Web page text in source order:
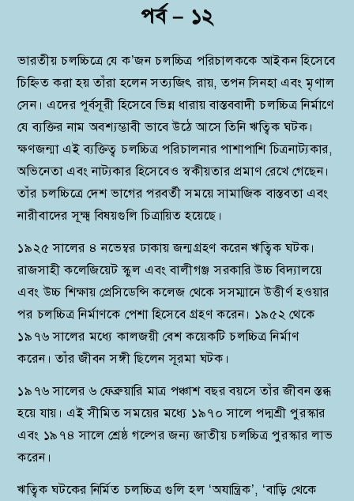
পর্ব – ১২
ভারতীয় চলচ্চিত্রে যে ক’জন চলচ্চিত্র পরিচালককে আইকন হিসেবে
চিহ্নিত করা হয় তাঁরা হলেন সত্যজিৎ রায়, তপন সিনহা এবং মৃণাল
সেন। এদের পূর্বসূরী হিসেবে ভিন্ন ধারায় বাস্তববাদী চলচ্চিত্র নির্মাণে
যে ব্যক্তির নাম অবশ্যম্ভাবী ভাবে উঠে আসে তিনি ঋত্বিক ঘটক।
ক্ষণজন্মা এই ব্যক্তিত্ব চলচ্চিত্র পরিচালনার পাশাপাশি চিত্রনাট্যকার,
অভিনেতা এবং নাট্যকার হিসেবেও স্বকীয়তার প্রমাণ রেখে গেছেন।
তাঁর চলচ্চিত্রে দেশ ভাগের পরবর্তী সময়ে সামাজিক বাস্তবতা এবং
নারীবাদের সূক্ষ্ম বিষয়গুলি চিত্রায়িত হয়েছে।
১৯২৫ সালের ৪ নভেম্বর ঢাকায় জন্মগ্রহণ করেন ঋত্বিক ঘটক।
রাজসাহী কলেজিয়েট স্কুল এবং বালীগঞ্জ সরকারি উচ্চ বিদ্যালয়ে
এবং উচ্চ শিক্ষায় প্রেসিডেন্সি কলেজ থেকে সসম্মানে উত্তীর্ণ হওয়ার
পর চলচ্চিত্র নির্মাণকে পেশা হিসেবে গ্রহণ করেন। ১৯৫২ থেকে
১৯৭৬ সালের মধ্যে কালজয়ী বেশ কয়েকটি চলচ্চিত্র নির্মাণ
করেন। তাঁর জীবন সঙ্গী ছিলেন সূরমা ঘটক।
১৯৭৬ সালের ৬ ফেব্রুয়ারি মাত্র পঞ্চাশ বছর বয়সে তাঁর জীবন স্তব্ধ
হয়ে যায়। এই সীমিত সময়ের মধ্যে ১৯৭০ সালে পদ্মশ্রী পুরস্কার
এবং ১৯৭৪ সালে শ্রেষ্ঠ গল্পের জন্য জাতীয় চলচ্চিত্র পুরস্কার লাভ
করেন।
ঋত্বিক ঘটকের নির্মিত চলচ্চিত্র গুলি হল ‘অযান্ত্রিক’, ‘বাড়ি থেকে